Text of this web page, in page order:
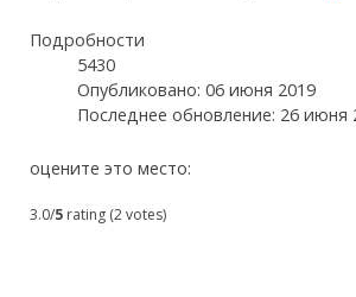
Подробности
5430
Опубликовано: 06 июня 2019
Последнее обновление: 26 июня
оцените это место:
3.0/5 rating (2 votes)